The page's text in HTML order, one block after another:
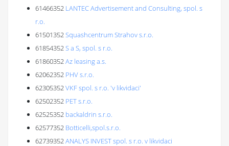
61466352 LANTEC Advertisement and Consulting, spol. s
r.o.
61501352Squashcentrum Strahov s.r.o.
61854352S a S, spol. s r.o.
61860352Az leasing a.s.
62062352 PHV s.r.o.
62305352VKF spol. s r.o. 'v likvidaci'
62502352 PET s.r.o.
62525352 backaldrin s.r.o.
62577352 Botticelli,spol.s.r.o.
62739352ANALYS INVEST spol. s r.o. v likvidaci